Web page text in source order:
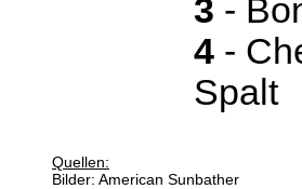
3 -
4 -
Spalt
Quellen:
Bilder: American Sunbather